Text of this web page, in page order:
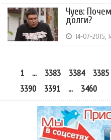
Чуев:
долги?
14-07-2015,
1 ... 3383 3384 3385
3390
3391 ... 3460